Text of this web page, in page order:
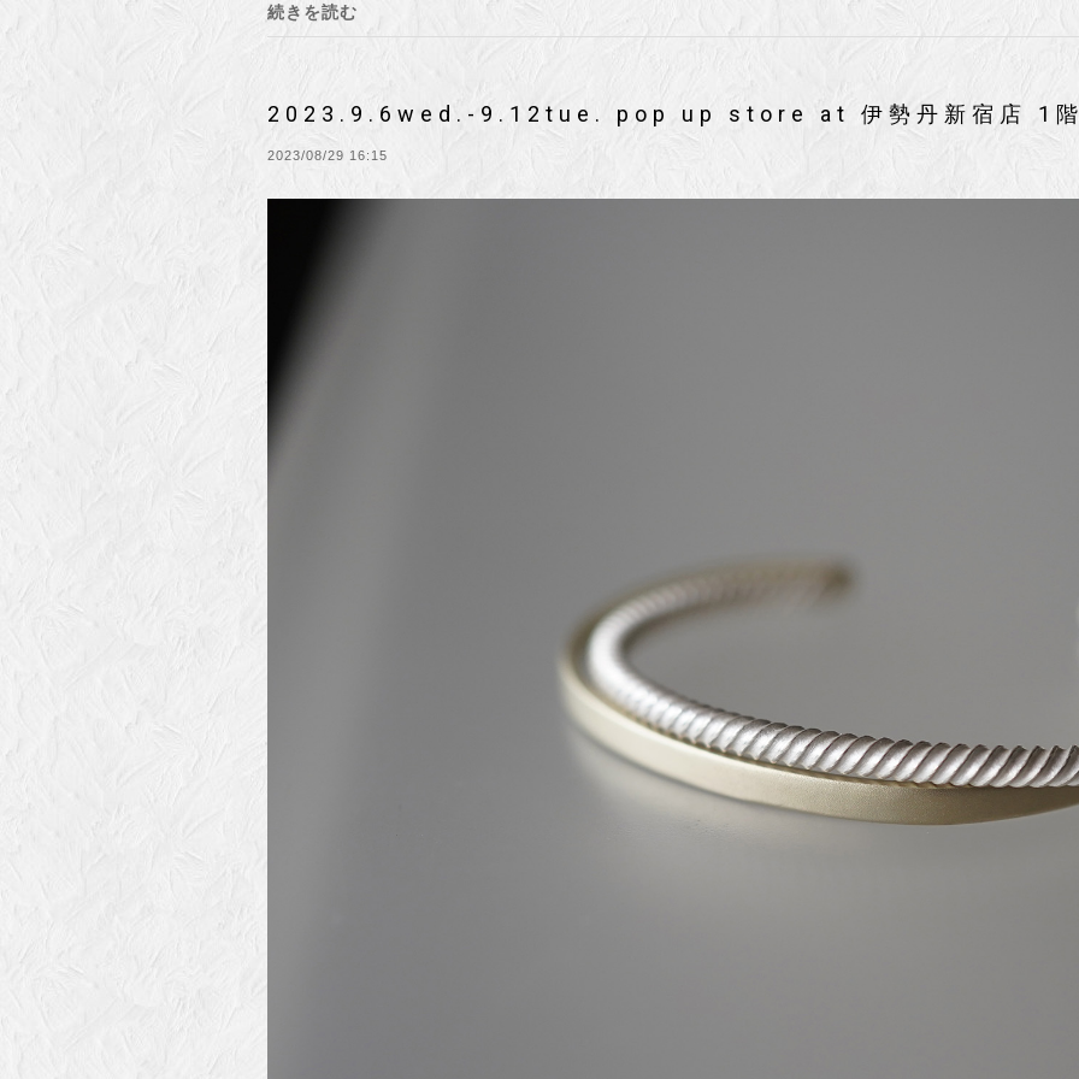
続きを読む
2023.9.6wed.-9.12tue. pop up store at 伊勢丹新宿店 1
2023/08/29 16:15